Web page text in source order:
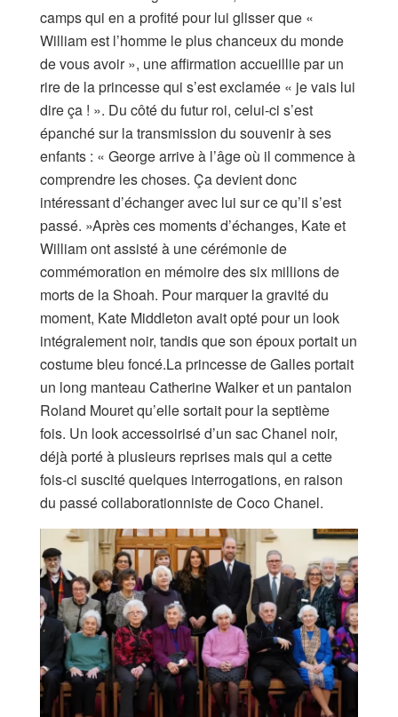
camps qui en a profité pour lui glisser que «
William est l’homme le plus chanceux du monde
de vous avoir », une affirmation accueillie par un
rire de la princesse qui s’est exclamée « je vais lui
dire ça ! ». Du côté du futur roi, celui-ci s’est
épanché sur la transmission du souvenir à ses
enfants : « George arrive à l’âge où il commence à
comprendre les choses. Ça devient donc
intéressant d’échanger avec lui sur ce qu’il s’est
passé. »Après ces moments d’échanges, Kate et
William ont assisté à une cérémonie de
commémoration en mémoire des six millions de
morts de la Shoah. Pour marquer la gravité du
moment, Kate Middleton avait opté pour un look
intégralement noir, tandis que son époux portait un
costume bleu foncé.La princesse de Galles portait
un long manteau Catherine Walker et un pantalon
Roland Mouret qu’elle sortait pour la septième
fois. Un look accessoirisé d’un sac Chanel noir,
déjà porté à plusieurs reprises mais qui a cette
fois-ci suscité quelques interrogations, en raison
du passé collaborationniste de Coco Chanel.